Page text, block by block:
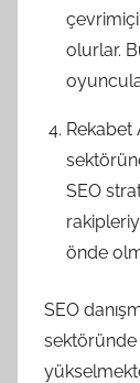
çevrimiçi
olurlar.
Rekabet
SEO
önde
SEO